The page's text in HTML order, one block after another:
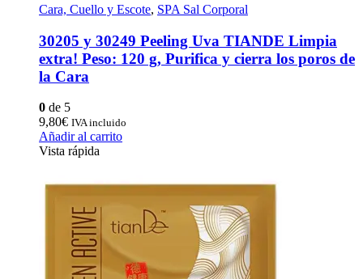
Cara, Cuello y Escote, SPA Sal Corporal
30205 y 30249 Peeling Uva TIANDE Limpia
extra! Peso: 120 g, Purifica y cierra los poros de
la Cara
0 de 5
9,80€ IVA incluido
Añadir al carrito
Vista rápida